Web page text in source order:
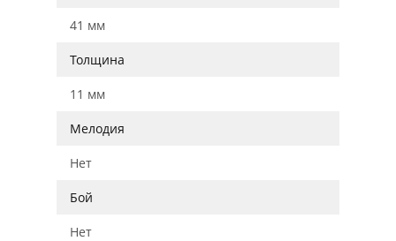
41 мм
Толщина
11 мм
Мелодия
Нет
Бой
Нет